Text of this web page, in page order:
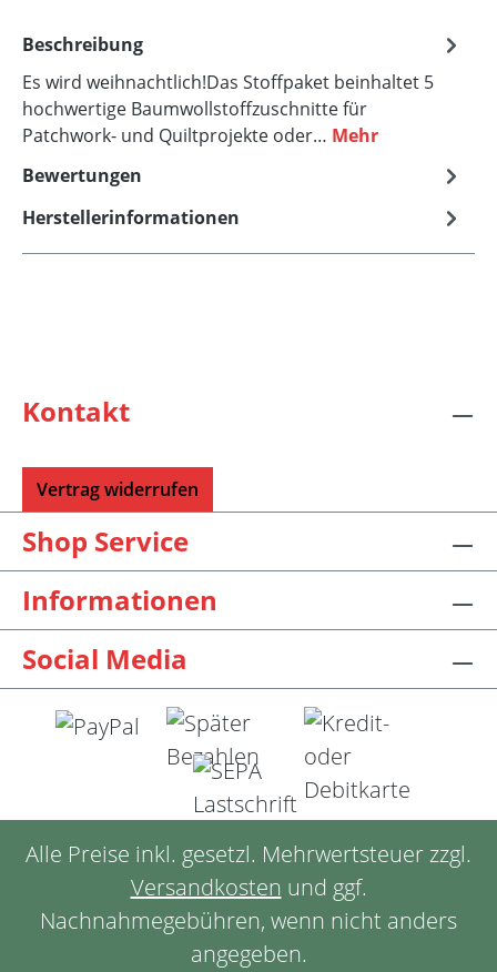
Beschreibung
Es wird weihnachtlich!Das Stoffpaket beinhaltet 5
hochwertige Baumwollstoffzuschnitte für
Patchwork- und Quiltprojekte oder… Mehr
Bewertungen
Herstellerinformationen
Kontakt
Vertrag widerrufen
Shop Service
Informationen
Social Media
Alle Preise inkl. gesetzl. Mehrwertsteuer zzgl.
Versandkosten und ggf.
Nachnahmegebühren, wenn nicht anders
angegeben.